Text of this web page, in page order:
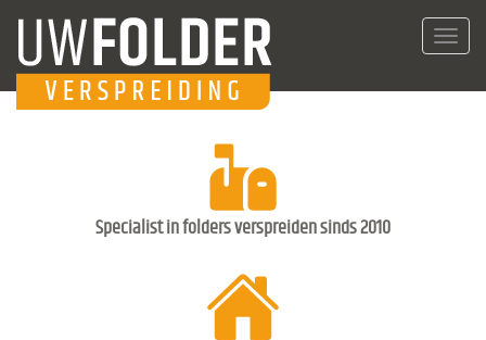
Specialist in folders verspreiden sinds 2010